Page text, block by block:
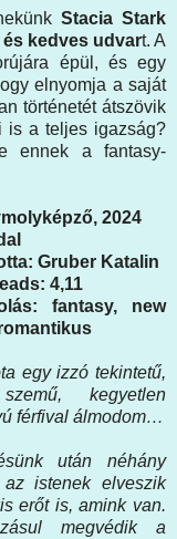
Stacia Stark
kedves udvart. A
épül, és egy
elnyomja a saját
történetét átszövik
is a teljes igazság?
ennek a fantasy-
2024
Gruber Katalin
4,11
fantasy, new
egy izzó tekintetű,
kegyetlen
férfival álmodom…
után néhány
istenek elveszik
erőt is, amink van.
megvédik a